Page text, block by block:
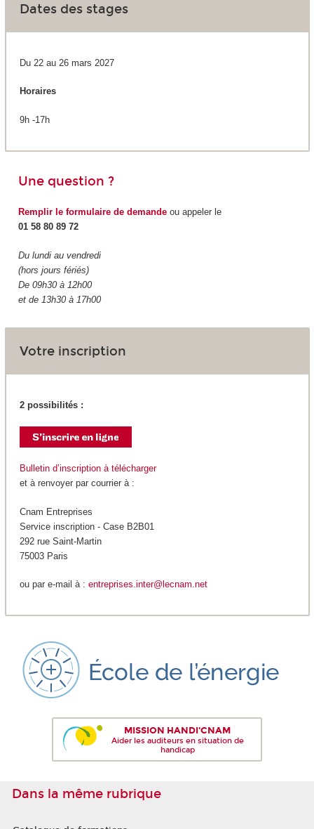
Dates des stages
Du 22 au 26 mars 2027
Horaires
9h -17h
Une question ?
Remplir le formulaire de demandeou appeler le
01 58 80 89 72
Du lundi au vendredi
(hors jours fériés)
De 09h30 à 12h00
et de 13h30 à 17h00
Votre inscription
2 possibilités :
Bulletin d’inscription à télécharger
et à renvoyer par courrier à :
Cnam Entreprises
Service inscription - Case B2B01
292 rue Saint-Martin
75003 Paris
ou par e-mail à : entreprises.inter@lecnam.net
MISSION HANDI'CNAM
Aider les auditeurs en situation de
handicap
Dans la même rubrique